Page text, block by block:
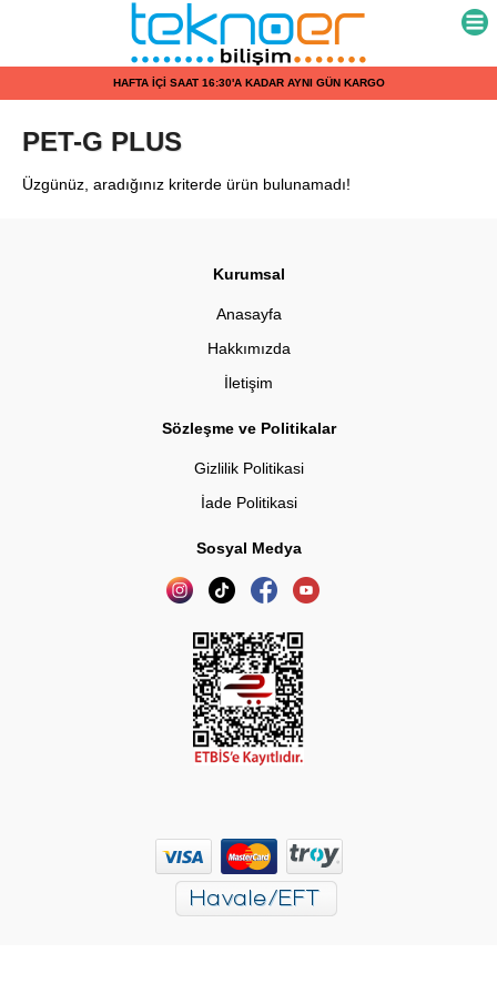
HAFTA İÇİ SAAT 16:30'A KADAR AYNI GÜN KARGO
PET-G PLUS
Üzgünüz, aradığınız kriterde ürün bulunamadı!
Kurumsal
Anasayfa
Hakkımızda
İletişim
Sözleşme ve Politikalar
Gizlilik Politikasi
İade Politikasi
Sosyal Medya